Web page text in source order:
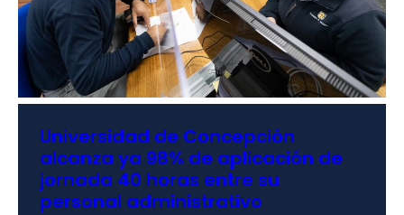
Universidad de Concepción
alcanza ya 98% de aplicación de
jornada 40 horas entre su
personal administrativo